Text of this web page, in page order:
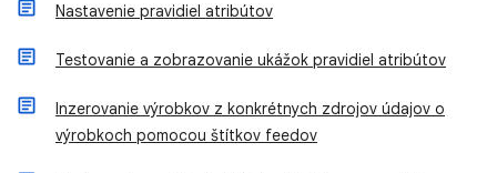
Nastavenie pravidiel atribútov
Testovanie a zobrazovanie ukážok pravidiel atribútov
Inzerovanie výrobkov z konkrétnych zdrojov údajov o
výrobkoch pomocou štítkov feedov